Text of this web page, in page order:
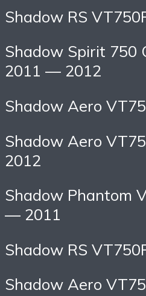
Shadow RS
Shadow Spirit 750
2011 — 2012
Shadow Aero
Shadow Aero
2012
Shadow Phantom
— 2011
Shadow RS
Shadow Aero